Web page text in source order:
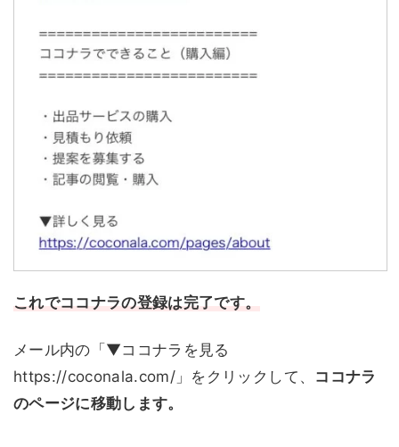
これでココナラの登録は完了です。
メール内の「▼ココナラを見る
https://coconala.com/」をクリックして、 ココナラ
のページに移動します。